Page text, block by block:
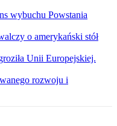
wybuchu Powstania
o amerykański stół
Unii Europejskiej.
rozwoju i